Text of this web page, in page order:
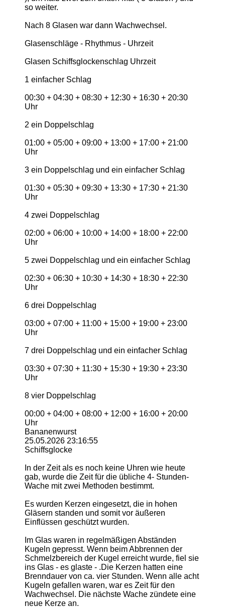
so weiter.
Nach 8 Glasen war dann Wachwechsel.
Glasenschläge - Rhythmus - Uhrzeit
Glasen Schiffsglockenschlag Uhrzeit
1 einfacher Schlag
00:30 + 04:30 + 08:30 + 12:30 + 16:30 + 20:30
Uhr
2 ein Doppelschlag
01:00 + 05:00 + 09:00 + 13:00 + 17:00 + 21:00
Uhr
3 ein Doppelschlag und ein einfacher Schlag
01:30 + 05:30 + 09:30 + 13:30 + 17:30 + 21:30
Uhr
4 zwei Doppelschlag
02:00 + 06:00 + 10:00 + 14:00 + 18:00 + 22:00
Uhr
5 zwei Doppelschlag und ein einfacher Schlag
02:30 + 06:30 + 10:30 + 14:30 + 18:30 + 22:30
Uhr
6 drei Doppelschlag
03:00 + 07:00 + 11:00 + 15:00 + 19:00 + 23:00
Uhr
7 drei Doppelschlag und ein einfacher Schlag
03:30 + 07:30 + 11:30 + 15:30 + 19:30 + 23:30
Uhr
8 vier Doppelschlag
00:00 + 04:00 + 08:00 + 12:00 + 16:00 + 20:00
Uhr
Bananenwurst
25.05.2026 23:16:55
Schiffsglocke
In der Zeit als es noch keine Uhren wie heute
gab, wurde die Zeit für die übliche 4- Stunden-
Wache mit zwei Methoden bestimmt.
Es wurden Kerzen eingesetzt, die in hohen
Gläsern standen und somit vor äußeren
Einflüssen geschützt wurden.
Im Glas waren in regelmäßigen Abständen
Kugeln gepresst. Wenn beim Abbrennen der
Schmelzbereich der Kugel erreicht wurde, fiel sie
ins Glas - es glaste - .Die Kerzen hatten eine
Brenndauer von ca. vier Stunden. Wenn alle acht
Kugeln gefallen waren, war es Zeit für den
Wachwechsel. Die nächste Wache zündete eine
neue Kerze an.